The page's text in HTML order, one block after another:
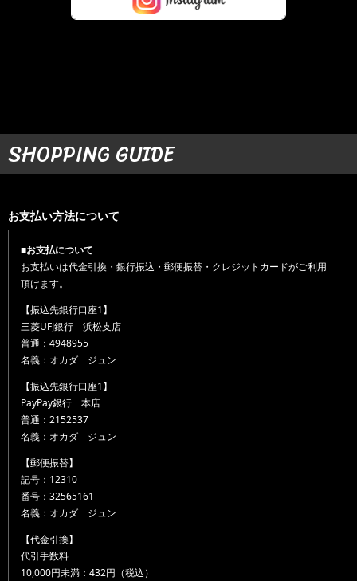
SHOPPING GUIDE
お支払い方法について
■お支払について
お支払いは代金引換・銀行振込・郵便振替・クレジットカードがご利用
頂けます。
【振込先銀行口座1】
三菱UFJ銀行 浜松支店
普通：4948955
名義：オカダ ジュン
【振込先銀行口座1】
PayPay銀行 本店
普通：2152537
名義：オカダ ジュン
【郵便振替】
記号：12310
番号：32565161
名義：オカダ ジュン
【代金引換】
代引手数料
10,000円未満：432円（税込）